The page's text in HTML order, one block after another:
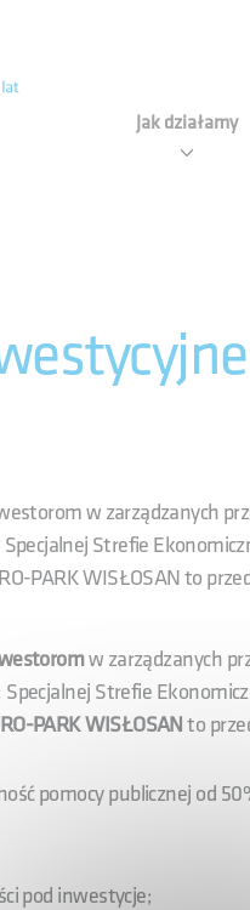
Jak działamy
w zarządzanych
Strefie
PARK WISŁOSAN to
w zarządzanych
Strefie
PARK WISŁOSANto
pomocy publicznej od
pod inwestycje;